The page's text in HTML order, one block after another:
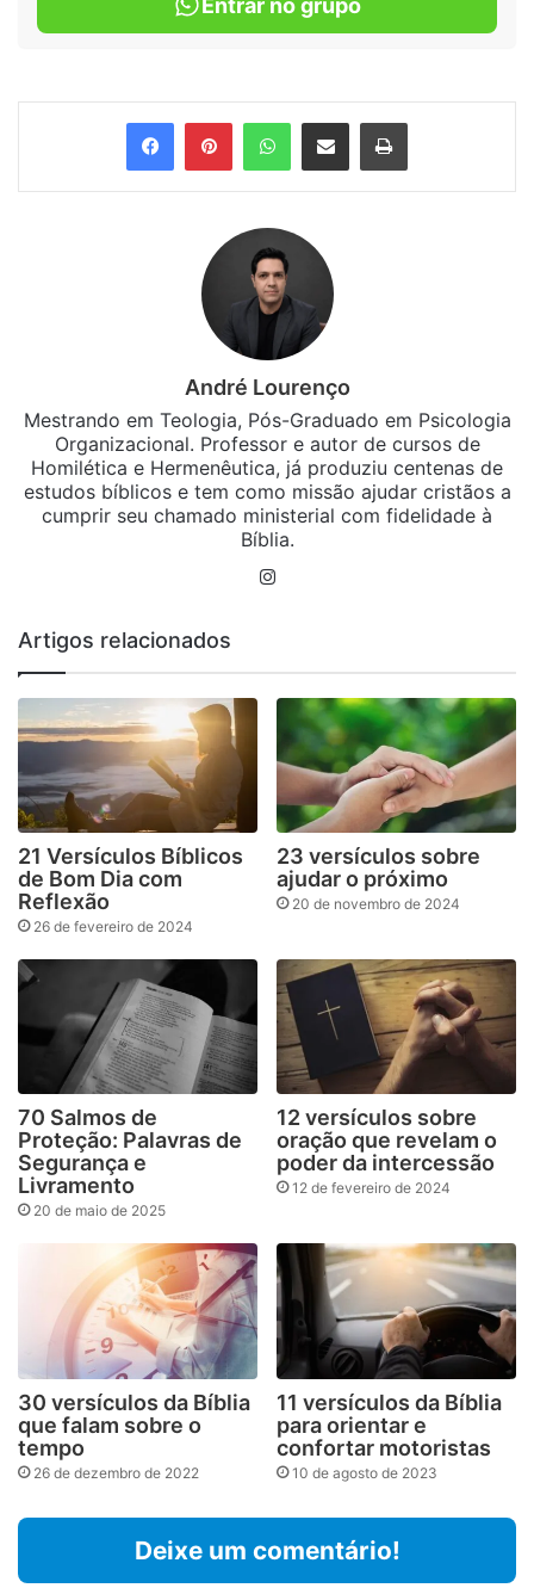
FacebookPinterestWhatsApp
Compartilhar via e-mail Imprimir
André Lourenço
Mestrando em Teologia, Pós-Graduado em Psicologia
Organizacional. Professor e autor de cursos de
Homilética e Hermenêutica, já produziu centenas de
estudos bíblicos e tem como missão ajudar cristãos a
cumprir seu chamado ministerial com fidelidade à
Bíblia.
Artigos relacionados
21 Versículos Bíblicos
de Bom Dia com
Reflexão
26 de fevereiro de 2024
23 versículos sobre
ajudar o próximo
20 de novembro de 2024
70 Salmos de
Proteção: Palavras de
Segurança e
Livramento
20 de maio de 2025
12 versículos sobre
oração que revelam o
poder da intercessão
12 de fevereiro de 2024
30 versículos da Bíblia
que falam sobre o
tempo
26 de dezembro de 2022
11 versículos da Bíblia
para orientar e
confortar motoristas
10 de agosto de 2023
Deixe um comentário!